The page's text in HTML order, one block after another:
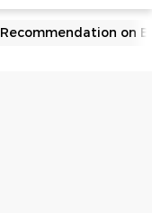
Recommendation on